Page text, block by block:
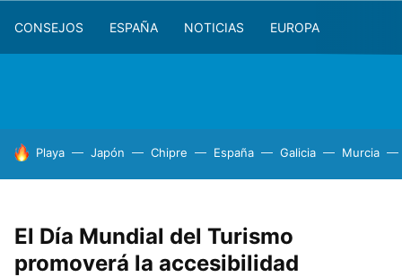
CONSEJOS ESPAÑA NOTICIAS EUROPA
HOY SE HABLA DE
Playa Japón Chipre España Galicia Murcia
El Día Mundial del Turismo
promoverá la accesibilidad